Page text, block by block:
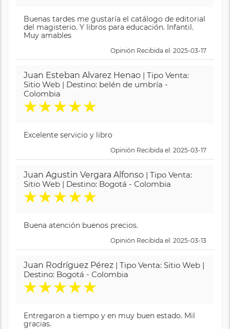
Buenas tardes me gustaría el catálogo de editorial
del magisterio. Y libros para educación. Infantil.
Muy amables
Opinión Recibida el: 2025-03-17
Juan Esteban Alvarez Henao | Tipo Venta:
Sitio Web | Destino: belén de umbría -
Colombia
★★★★★
Excelente servicio y libro
Opinión Recibida el: 2025-03-17
Juan Agustin Vergara Alfonso | Tipo Venta:
Sitio Web | Destino: Bogotá - Colombia
★★★★★
Buena atención buenos precios.
Opinión Recibida el: 2025-03-13
Juan Rodríguez Pérez | Tipo Venta: Sitio Web |
Destino: Bogotá - Colombia
★★★★★
Entregaron a tiempo y en muy buen estado. Mil
gracias.